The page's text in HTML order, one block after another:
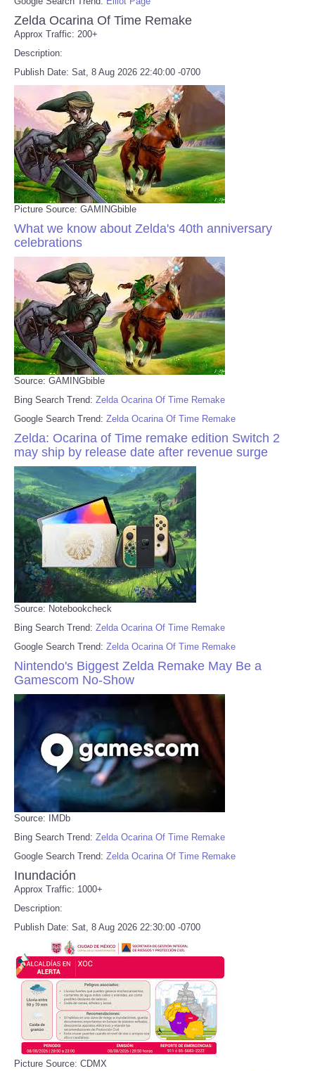
Zelda Ocarina Of Time Remake
Approx Traffic: 200+
Description:
Publish Date: Sat, 8 Aug 2026 22:40:00 -0700
Picture Source: GAMINGbible
What we know about Zelda's 40th anniversary
celebrations
Source: GAMINGbible
Bing Search Trend: Zelda Ocarina Of Time Remake
Google Search Trend: Zelda Ocarina Of Time Remake
Zelda: Ocarina of Time remake edition Switch 2
may ship by release date after revenue surge
Source: Notebookcheck
Bing Search Trend: Zelda Ocarina Of Time Remake
Google Search Trend: Zelda Ocarina Of Time Remake
Nintendo's Biggest Zelda Remake May Be a
Gamescom No-Show
Source: IMDb
Bing Search Trend: Zelda Ocarina Of Time Remake
Google Search Trend: Zelda Ocarina Of Time Remake
Inundación
Approx Traffic: 1000+
Description:
Publish Date: Sat, 8 Aug 2026 22:30:00 -0700
Picture Source: CDMX